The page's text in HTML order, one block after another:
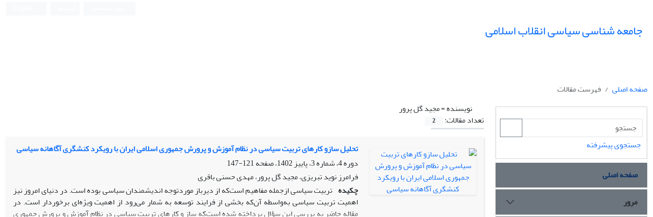
جامعه شناسی سیاسی انقلاب اسلامی
صفحه اصلی
فهرست مقالات
نویسنده =مجید گل پرور
تعداد مقالات:
2
تحلیل سازو کارهای تربیت سیاسی در نظام آموزش و پرورش جمهوری اسلامی ایران با رویکرد کنشگری آگاهانه سیاسی
دوره 4، شماره 3، پاییز 1402، صفحه
121-147
فرامرز نوید تبریزی، مجید گل پرور، مهدی حسنی باقری
چکیده تربیت سیاسی ازجمله مفاهیم است‌که از دیرباز موردتوجه اندیشمندان سیاسی بوده است. در دنیای امروز نیز
اهمیت تربیت سیاسی به‌واسطه آن‌که بخشی از فرایند توسعه به‌ شمار می‌رود از اهمیت ویژه‌ای برخوردار است. در
مقاله حاضر به بررسی این سؤال پرداخته‌ شده است‌که ساز و کارهای تربیت سیاسی در نظام آموزش و پرورش جمهوری
جستجوی پیشرفته
صفحه اصلی
مرور